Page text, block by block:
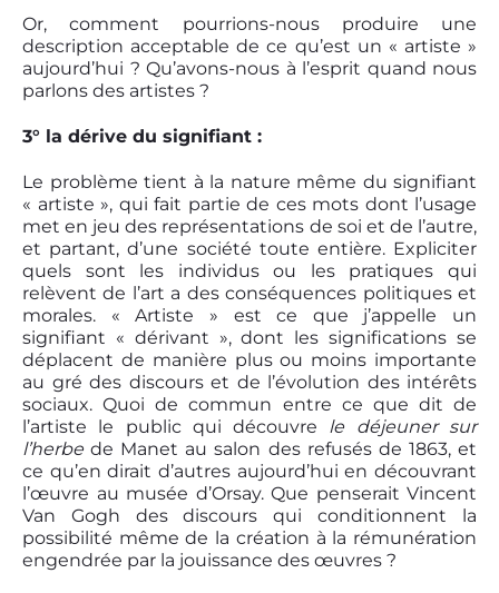
Or, comment pourrions-nous produire une
description acceptable de ce qu’est un « artiste »
aujourd’hui ? Qu’avons-nous à l’esprit quand nous
parlons des artistes ?
3° la dérive du signifiant :
Le problème tient à la nature même du signifiant
« artiste », qui fait partie de ces mots dont l’usage
met en jeu des représentations de soi et de l’autre,
et partant, d’une société toute entière. Expliciter
quels sont les individus ou les pratiques qui
relèvent de l’art a des conséquences politiques et
morales. « Artiste » est ce que j’appelle un
signifiant « dérivant », dont les significations se
déplacent de manière plus ou moins importante
au gré des discours et de l’évolution des intérêts
sociaux. Quoi de commun entre ce que dit de
l’artiste le public qui découvre le déjeuner sur
l’herbede Manet au salon des refusés de 1863, et
ce qu’en dirait d’autres aujourd’hui en découvrant
l’œuvre au musée d’Orsay. Que penserait Vincent
Van Gogh des discours qui conditionnent la
possibilité même de la création à la rémunération
engendrée par la jouissance des œuvres ?